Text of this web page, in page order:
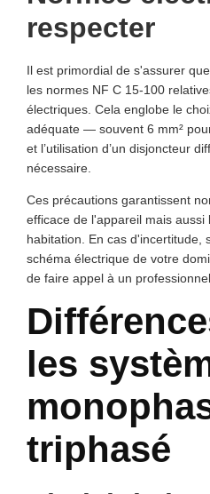
respecter
Il est primordial de s'assurer
les normes NF C 15-100
électriques. Cela englobe le
adéquate — souvent 6 mm²
et l’utilisation d’un disjoncteur
nécessaire.
Ces précautions garantissent
efficace de l'appareil mais aussi
habitation. En cas d'incertitude,
schéma électrique de votre
de faire appel à un
les
triphasé